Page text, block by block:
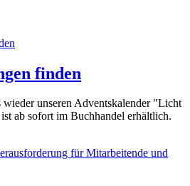
finden
wieder unseren Adventskalender "Licht
ab sofort im Buchhandel erhältlich.